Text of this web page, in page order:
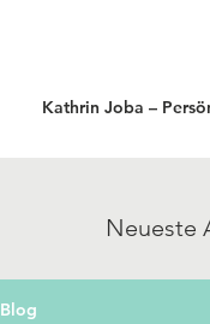
Kathrin Joba –
Neueste
Blog